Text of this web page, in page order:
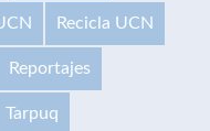
Recicla UCN
Reportajes
Tarpuq